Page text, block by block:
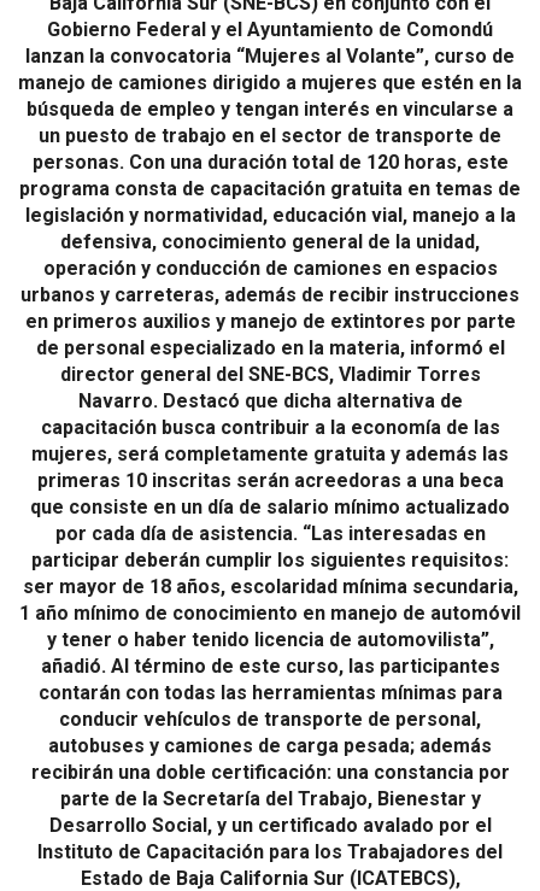
Gobierno Federal y el Ayuntamiento de Comondú
lanzan la convocatoria “Mujeres al Volante”, curso de
manejo de camiones dirigido a mujeres que estén en la
búsqueda de empleo y tengan interés en vincularse a
un puesto de trabajo en el sector de transporte de
personas. Con una duración total de 120 horas, este
programa consta de capacitación gratuita en temas de
legislación y normatividad, educación vial, manejo a la
defensiva, conocimiento general de la unidad,
operación y conducción de camiones en espacios
urbanos y carreteras, además de recibir instrucciones
en primeros auxilios y manejo de extintores por parte
de personal especializado en la materia, informó el
director general del SNE-BCS, Vladimir Torres
Navarro. Destacó que dicha alternativa de
capacitación busca contribuir a la economía de las
mujeres, será completamente gratuita y además las
primeras 10 inscritas serán acreedoras a una beca
que consiste en un día de salario mínimo actualizado
por cada día de asistencia. “Las interesadas en
participar deberán cumplir los siguientes requisitos:
ser mayor de 18 años, escolaridad mínima secundaria,
1 año mínimo de conocimiento en manejo de automóvil
y tener o haber tenido licencia de automovilista”,
añadió. Al término de este curso, las participantes
contarán con todas las herramientas mínimas para
conducir vehículos de transporte de personal,
autobuses y camiones de carga pesada; además
recibirán una doble certificación: una constancia por
parte de la Secretaría del Trabajo, Bienestar y
Desarrollo Social, y un certificado avalado por el
Instituto de Capacitación para los Trabajadores del
Estado de Baja California Sur (ICATEBCS),